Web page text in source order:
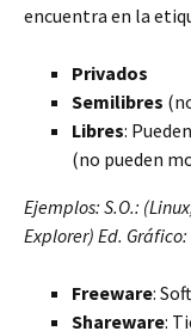
encuentra en la
Privados
Semilibres
Libres:
(no pueden
Ejemplos: S.O.:
Explorer) Ed. Gráfico:
Freeware:
Shareware: